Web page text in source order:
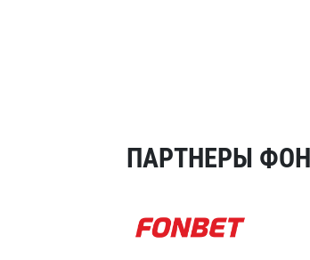
ПАРТНЕРЫ